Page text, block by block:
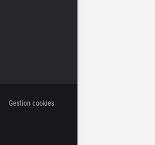
Gestion cookies